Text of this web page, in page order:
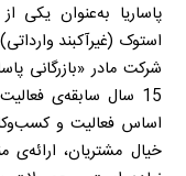
پاساریا به‌عنوان یکی
شرکت مادر «بازرگانی
15 سال سابقه‌ی
اساس فعالیت و
خیال مشتریان، ارائه‌ی